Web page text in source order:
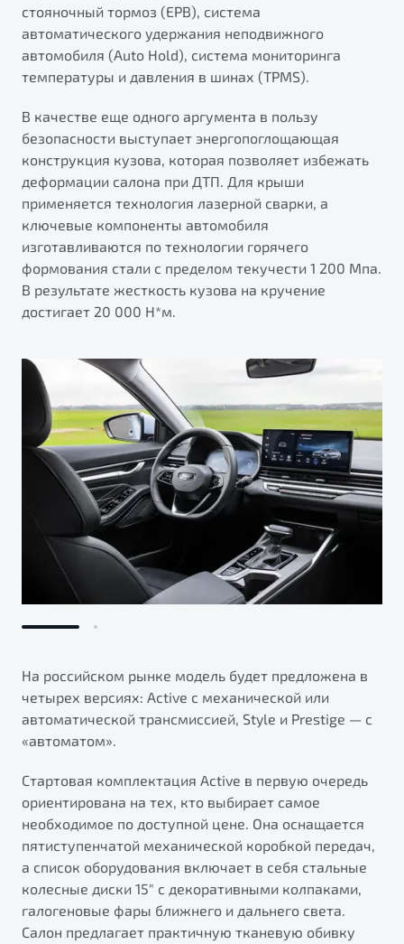
стояночный тормоз (EPB), система
автоматического удержания неподвижного
автомобиля (Auto Hold), система мониторинга
температуры и давления в шинах (TPMS).
В качестве еще одного аргумента в пользу
безопасности выступает энергопоглощающая
конструкция кузова, которая позволяет избежать
деформации салона при ДТП. Для крыши
применяется технология лазерной сварки, а
ключевые компоненты автомобиля
изготавливаются по технологии горячего
формования стали с пределом текучести 1 200 Мпа.
В результате жесткость кузова на кручение
достигает 20 000 Н*м.
На российском рынке модель будет предложена в
четырех версиях: Active с механической или
автоматической трансмиссией, Style и Prestige — с
«автоматом».
Стартовая комплектация Active в первую очередь
ориентирована на тех, кто выбирает самое
необходимое по доступной цене. Она оснащается
пятиступенчатой механической коробкой передач,
а список оборудования включает в себя стальные
колесные диски 15" с декоративными колпаками,
галогеновые фары ближнего и дальнего света.
Салон предлагает практичную тканевую обивку